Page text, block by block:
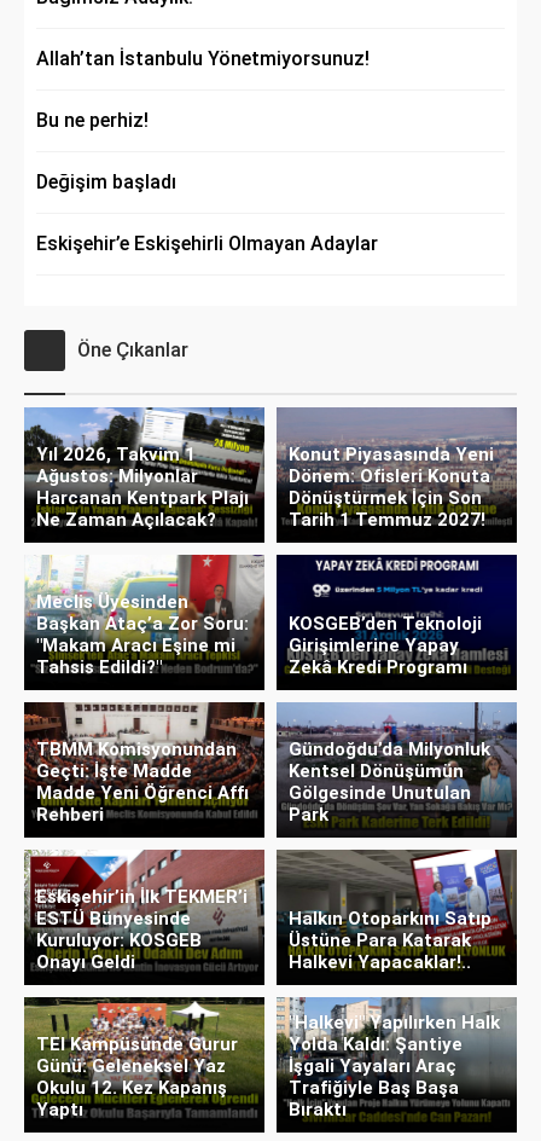
Allah’tan İstanbulu Yönetmiyorsunuz!
Bu ne perhiz!
Değişim başladı
Eskişehir’e Eskişehirli Olmayan Adaylar
Öne Çıkanlar
Yıl 2026, Takvim 1
Ağustos: Milyonlar
Harcanan Kentpark Plajı
Ne Zaman Açılacak?
Konut Piyasasında Yeni
Dönem: Ofisleri Konuta
Dönüştürmek İçin Son
Tarih 1 Temmuz 2027!
Meclis Üyesinden
Başkan Ataç’a Zor Soru:
"Makam Aracı Eşine mi
Tahsis Edildi?"
KOSGEB’den Teknoloji
Girişimlerine Yapay
Zekâ Kredi Programı
TBMM Komisyonundan
Geçti: İşte Madde
Madde Yeni Öğrenci Affı
Rehberi
Gündoğdu’da Milyonluk
Kentsel Dönüşümün
Gölgesinde Unutulan
Park
Eskişehir’in İlk TEKMER’i
ESTÜ Bünyesinde
Kuruluyor: KOSGEB
Onayı Geldi
Halkın Otoparkını Satıp
Üstüne Para Katarak
Halkevi Yapacaklar!..
TEI Kampüsünde Gurur
Günü: Geleneksel Yaz
Okulu 12. Kez Kapanış
Yaptı
"Halkevi" Yapılırken Halk
Yolda Kaldı: Şantiye
İşgali Yayaları Araç
Trafiğiyle Baş Başa
Bıraktı